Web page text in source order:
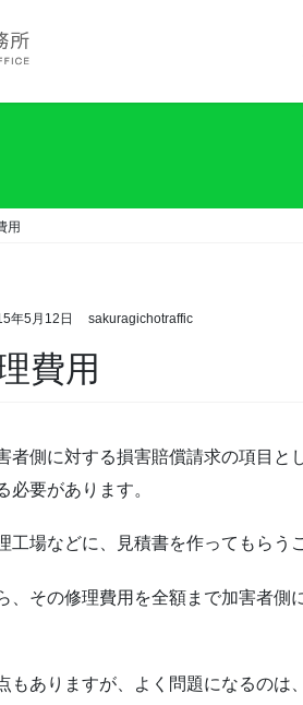
用
年5月12日 sakuragichotraffic
費用
者側に対する損害賠償請求の項目と
必要があります。
工場などに、見積書を作ってもらう
、その修理費用を全額まで加害者側
もありますが、よく問題になるのは